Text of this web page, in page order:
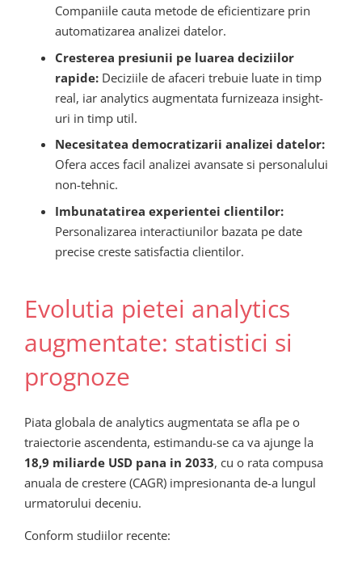
Companiile cauta metode de eficientizare prin
automatizarea analizei datelor.
Cresterea presiunii pe luarea deciziilor
rapide:Deciziile de afaceri trebuie luate in timp
real, iar analytics augmentata furnizeaza insight-
uri in timp util.
Necesitatea democratizarii analizei datelor:
Ofera acces facil analizei avansate si personalului
non-tehnic.
Imbunatatirea experientei clientilor:
Personalizarea interactiunilor bazata pe date
precise creste satisfactia clientilor.
Evolutia pietei analytics
augmentate: statistici si
prognoze
Piata globala de analytics augmentata se afla pe o
traiectorie ascendenta, estimandu-se ca va ajunge la
18,9 miliarde USD pana in 2033, cu o rata compusa
anuala de crestere (CAGR) impresionanta de-a lungul
urmatorului deceniu.
Conform studiilor recente: